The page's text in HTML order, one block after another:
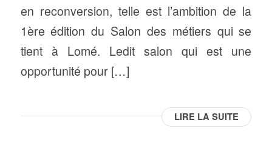
en reconversion, telle est l’ambition de la
1ère édition du Salon des métiers qui se
tient à Lomé. Ledit salon qui est une
opportunité pour […]
LIRE LA SUITE